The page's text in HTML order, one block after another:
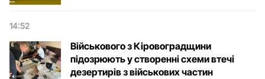
14:52
Військового з Кіровоградщини
підозрюють у створенні схеми втечі
дезертирів з військових частин